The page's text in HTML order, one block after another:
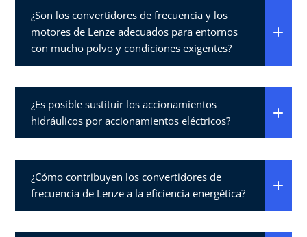
¿Son los convertidores de frecuencia y los
motores de Lenze adecuados para entornos
con mucho polvo y condiciones exigentes?
¿Es posible sustituir los accionamientos
hidráulicos por accionamientos eléctricos?
¿Cómo contribuyen los convertidores de
frecuencia de Lenze a la eficiencia energética?